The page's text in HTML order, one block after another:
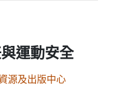
運動安全
源及出版中心